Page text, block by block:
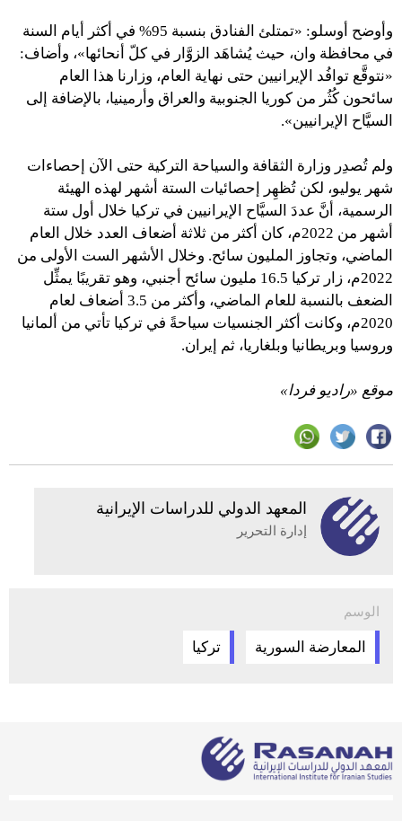
وأوضح أوسلو: «تمتلئ الفنادق بنسبة 95% في أكثر أيام السنة
في محافظة وان، حيث يُشاهَد الزوَّار في كلّ أنحائها»، وأضاف:
«نتوقَّع توافُد الإيرانيين حتى نهاية العام، وزارنا هذا العام
سائحون كُثُر من كوريا الجنوبية والعراق وأرمينيا، بالإضافة إلى
السيَّاح الإيرانيين».
ولم تُصدِر وزارة الثقافة والسياحة التركية حتى الآن إحصاءات
شهر يوليو، لكن تُظهِر إحصائيات الستة أشهر لهذه الهيئة
الرسمية، أنَّ عددَ السيَّاح الإيرانيين في تركيا خلال أول ستة
أشهر من 2022م، كان أكثر من ثلاثة أضعاف العدد خلال العام
الماضي، وتجاوز المليون سائح. وخلال الأشهر الست الأولى من
2022م، زار تركيا 16.5 مليون سائح أجنبي، وهو تقريبًا يمثِّل
الضعف بالنسبة للعام الماضي، وأكثر من 3.5 أضعاف لعام
2020م، وكانت أكثر الجنسيات سياحةً في تركيا تأتي من ألمانيا
وروسيا وبريطانيا وبلغاريا، ثم إيران.
موقع «راديو فردا»
المعهد الدولي للدراسات الإيرانية
إدارة التحرير
الوسم
المعارضة السورية تركيا